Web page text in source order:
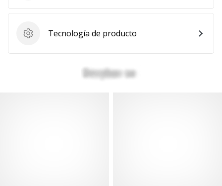
todos
Tecnología de producto
Tecnología de producto